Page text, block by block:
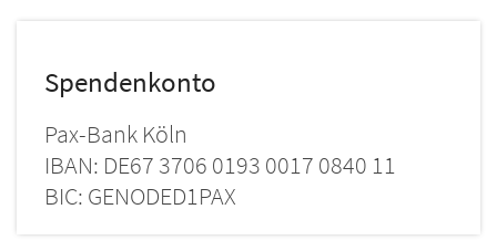
Spendenkonto
Pax-Bank Köln
IBAN: DE67 3706 0193 0017 0840 11
BIC: GENODED1PAX